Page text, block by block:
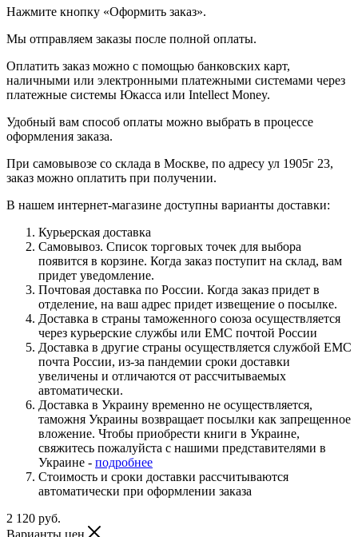
Нажмите кнопку «Оформить заказ».
Мы отправляем заказы после полной оплаты.
Оплатить заказ можно с помощью банковских карт,
наличными или электронными платежными системами через
платежные системы Юкасса или Intellect Money.
Удобный вам способ оплаты можно выбрать в процессе
оформления заказа.
При самовывозе со склада в Москве, по адресу ул 1905г 23,
заказ можно оплатить при получении.
В нашем интернет-магазине доступны варианты доставки:
Курьерская доставка
Самовывоз. Список торговых точек для выбора
появится в корзине. Когда заказ поступит на склад, вам
придет уведомление.
Почтовая доставка по России. Когда заказ придет в
отделение, на ваш адрес придет извещение о посылке.
Доставка в страны таможенного союза осуществляется
через курьерские службы или ЕМС почтой России
Доставка в другие страны осуществляется службой ЕМС
почта России, из-за пандемии сроки доставки
увеличены и отличаются от рассчитываемых
автоматически.
Доставка в Украину временно не осуществляется,
таможня Украины возвращает посылки как запрещенное
вложение. Чтобы приобрести книги в Украине,
свяжитесь пожалуйста с нашими представителями в
Украине - подробнее
Стоимость и сроки доставки рассчитываются
автоматически при оформлении заказа
2 120 руб.
Варианты цен